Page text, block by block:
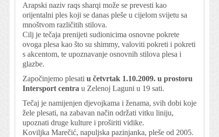
Arapski naziv raqs sharqi može se prevesti kao
orijentalni ples koji se danas pleše u cijelom svijetu sa
mnoštvom različitih stilova.
Cilj je tečaja prenijeti sudionicima osnovne pokrete
ovoga plesa kao što su shimmy, valoviti pokreti i pokreti
s akcentom, te upoznavanje osnovnih stilova plesa i
glazbe.
Započinjemo plesati u četvrtak 1.10.2009. u prostoru
Intersport centra u Zelenoj Laguni u 19 sati.
Tečaj je namijenjen djevojkama i ženama, svih dobi koje
žele plesati, na zabavan način održati vitku liniju,
upoznati druge kulture i proširiti vidike.
Koviljka Marečić, napuljska pazinjanka, pleše od 2005.